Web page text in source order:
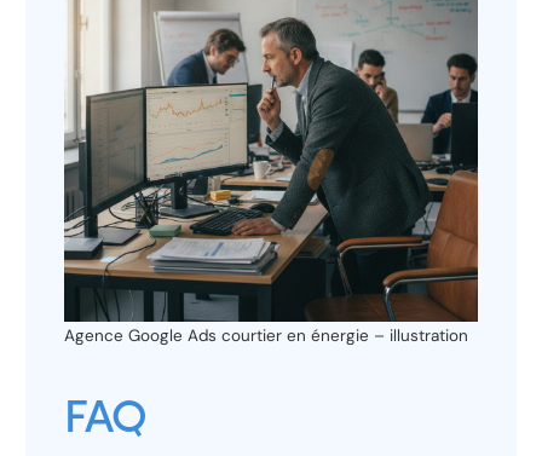
Agence Google Ads courtier en énergie – illustration
FAQ